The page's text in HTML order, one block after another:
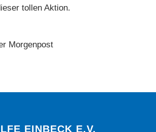
tollen Aktion.
Morgenpost
EINBECK E.V.